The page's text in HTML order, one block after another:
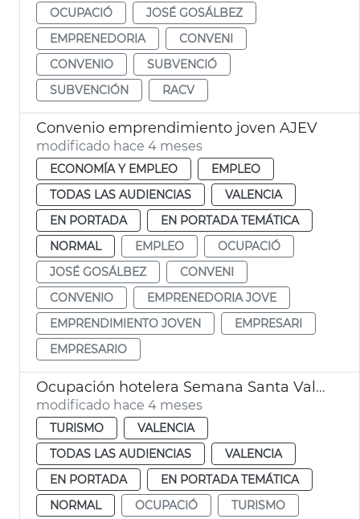
OCUPACIÓ
JOSÉ GOSÁLBEZ
EMPRENEDORIA
CONVENI
CONVENIO
SUBVENCIÓ
SUBVENCIÓN
RACV
Convenio emprendimiento joven AJEV
modificado hace 4 meses
ECONOMÍA Y EMPLEO
EMPLEO
TODAS LAS AUDIENCIAS
VALENCIA
EN PORTADA
EN PORTADA TEMÁTICA
NORMAL
EMPLEO
OCUPACIÓ
JOSÉ GOSÁLBEZ
CONVENI
CONVENIO
EMPRENEDORIA JOVE
EMPRENDIMIENTO JOVEN
EMPRESARI
EMPRESARIO
Ocupación hotelera Semana Santa València
modificado hace 4 meses
TURISMO
VALENCIA
TODAS LAS AUDIENCIAS
VALENCIA
EN PORTADA
EN PORTADA TEMÁTICA
NORMAL
OCUPACIÓ TURISMO